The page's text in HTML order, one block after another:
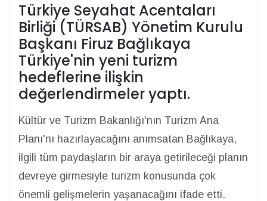
Türkiye Seyahat Acentaları
Birliği (TÜRSAB) Yönetim Kurulu
Başkanı Firuz Bağlıkaya
Türkiye'nin yeni turizm
hedeflerine ilişkin
değerlendirmeler yaptı.
Kültür ve Turizm Bakanlığı'nın Turizm Ana
Planı'nı hazırlayacağını anımsatan Bağlıkaya,
ilgili tüm paydaşların bir araya getirileceği planın
devreye girmesiyle turizm konusunda çok
önemli gelişmelerin yaşanacağını ifade etti.